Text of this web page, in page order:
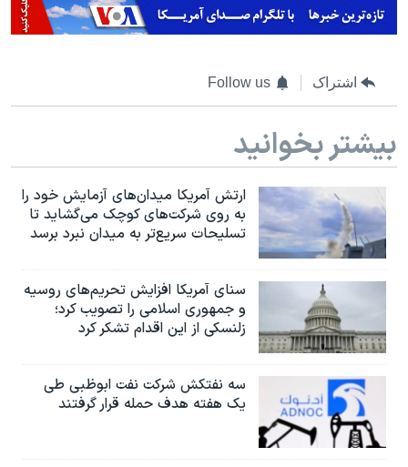
اشتراک Follow us
بیشتر بخوانید
ارتش آمریکا میدان‌های آزمایش خود را
به روی شرکت‌های کوچک می‌گشاید تا
تسلیحات سریع‌تر به میدان نبرد برسد
سنای آمریکا افزایش تحریم‌های روسیه
و جمهوری اسلامی را تصویب کرد؛
زلنسکی از این اقدام تشکر کرد
سه نفتکش شرکت نفت ابوظبی طی
یک هفته هدف حمله قرار گرفتند